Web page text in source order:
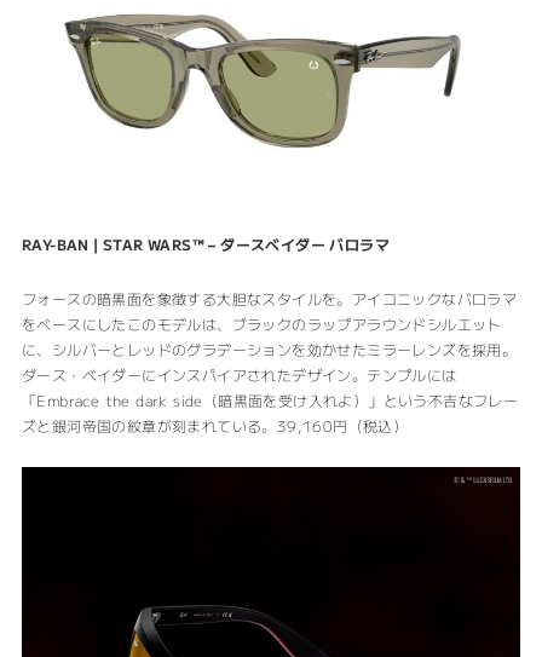
RAY-BAN | STAR WARS™ –ダースベイダー バロラマ
フォースの暗黒面を象徴する大胆なスタイルを。アイコニックなバロラマ
をベースにしたこのモデルは、ブラックのラップアラウンドシルエット
に、シルバーとレッドのグラデーションを効かせたミラーレンズを採用。
ダース・ベイダーにインスパイアされたデザイン。テンプルには
「Embrace the dark side（暗黒面を受け入れよ）」という不吉なフレー
ズと銀河帝国の紋章が刻まれている。39,160円（税込）